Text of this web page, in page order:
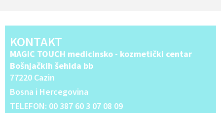
KONTAKT
MAGIC TOUCH medicinsko - kozmetički centar
Bošnjačkih šehida bb
77220 Cazin
Bosna i Hercegovina
TELEFON: 00 387 60 3 07 08 09